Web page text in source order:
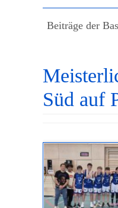
Beiträge der
Süd auf